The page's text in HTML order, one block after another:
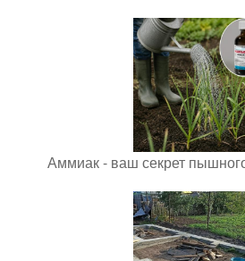
Аммиак - ваш секрет